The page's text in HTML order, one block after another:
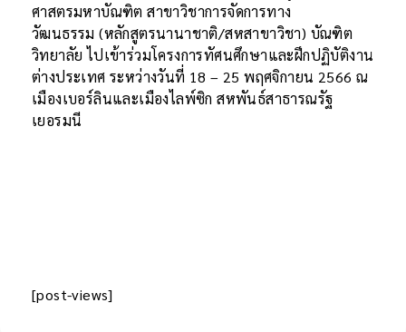
ศาสตรมหาบัณฑิต สาขาวิชาการจัดการทาง
วัฒนธรรม (หลักสูตรนานาชาติ/สหสาขาวิชา) บัณฑิต
วิทยาลัย ไปเข้าร่วมโครงการทัศนศึกษาและฝึกปฏิบัติงาน
ต่างประเทศ ระหว่างวันที่ 18 – 25 พฤศจิกายน 2566 ณ
เมืองเบอร์ลินและเมืองไลพ์ซิก สหพันธ์สาธารณรัฐ
เยอรมนี
[post-views]